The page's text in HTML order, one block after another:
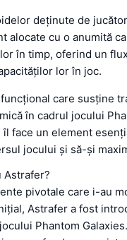
deținute de
alocate cu o anumită
în timp, oferind un
lor în joc.
care susține
în cadrul jocului
face un element
jocului și să-și
Astrafer?
pivotale care i-au
Astrafer a fost
Phantom